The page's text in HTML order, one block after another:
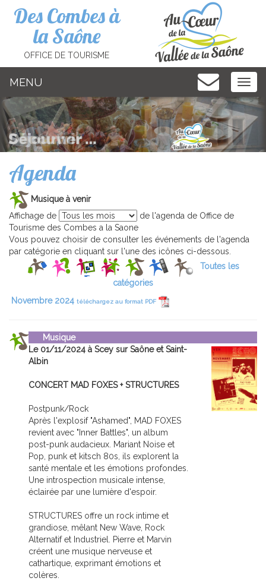
Des Combes à
la Saône
OFFICE DE TOURISME
MENU
Agenda
Musique à venir
Affichage de
de l'agenda de Office de
Tourisme des Combes a la Saone
Vous pouvez choisir de consulter les événements de l'agenda
par catégorie en cliquant sur l'une des icônes ci-dessous.
Toutes les
catégories
Novembre 2024 téléchargez au format PDF
Musique
Le 01/11/2024 à Scey sur Saône et Saint-
Albin
CONCERT MAD FOXES + STRUCTURES
Postpunk/Rock
Après l'explosif "Ashamed", MAD FOXES
revient avec "Inner Battles", un album
post-punk audacieux. Mariant Noise et
Pop, punk et kitsch 80s, ils explorent la
santé mentale et les émotions profondes.
Une introspection musicale intense,
éclairée par une lumière d'espoir.
STRUCTURES offre un rock intime et
grandiose, mêlant New Wave, Rock
Alternatif et Industriel. Pierre et Marvin
créent une musique nerveuse et
cathartique, exprimant émotions et
colères.